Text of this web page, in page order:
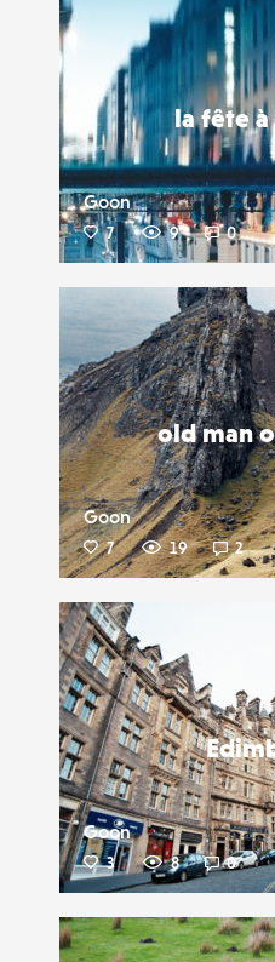
la fête
Goon
7 9 0
old man
Goon
7 19 2
Goon
3 8 0